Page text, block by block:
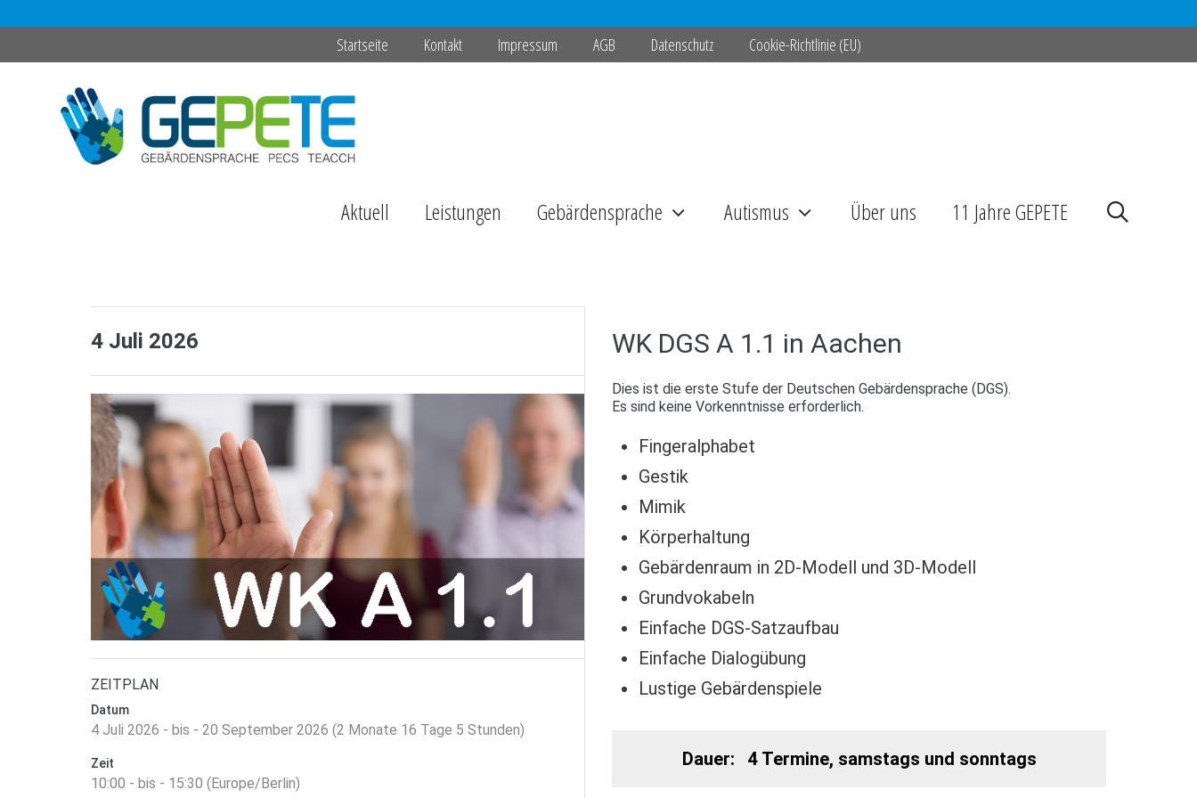
Inhalt
Startseite Kontakt Impressum AGB Datenschutz Cookie-Richtlinie (EU)
Aktuell Leistungen Gebärdensprache Autismus Über uns 11 Jahre GEPETE
4 Juli 2026
ZEITPLAN
Datum
4 Juli 2026 - bis - 20 September 2026 (2 Monate 16 Tage 5 Stunden)
Zeit
10:00 - bis - 15:30 (Europe/Berlin)
WK DGS A 1.1 in Aachen
Dies ist die erste Stufe der Deutschen Gebärdensprache (DGS).
Es sind keine Vorkenntnisse erforderlich.
Fingeralphabet
Gestik
Mimik
Körperhaltung
Gebärdenraum in 2D-Modell und 3D-Modell
Grundvokabeln
Einfache DGS-Satzaufbau
Einfache Dialogübung
Lustige Gebärdenspiele
Dauer:   4 Termine, samstags und sonntags